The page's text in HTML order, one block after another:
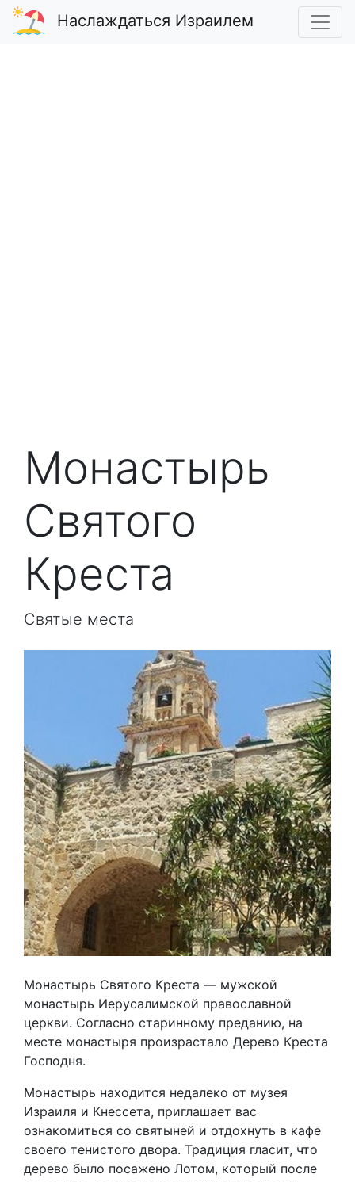
Наслаждаться Израилем
Монастырь
Святого
Креста
Святые места
Монастырь Святого Креста — мужской
монастырь Иерусалимской православной
церкви. Согласно старинному преданию, на
месте монастыря произрастало Дерево Креста
Господня.
Монастырь находится недалеко от музея
Израиля и Кнессета, приглашает вас
ознакомиться со святыней и отдохнуть в кафе
своего тенистого двора. Традиция гласит, что
дерево было посажено Лотом, который после